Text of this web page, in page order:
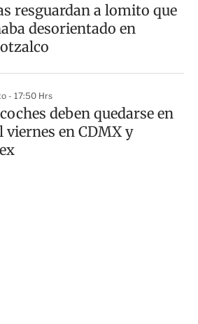
resguardan a lomito que
desorientado en
- 17:50 Hrs
deben quedarse en
viernes en CDMX y